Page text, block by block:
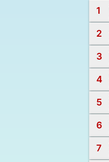
1
2
3
4
5
6
7